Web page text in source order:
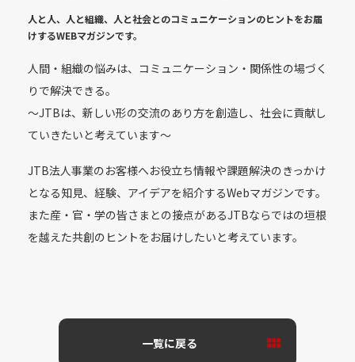
人と人、人と組織、人と社会とのコミュニケーションのヒントをお届
けするWEBマガジンです。
人間・組織の悩みは、コミュニケーション・関係性の場づく
りで解決できる。
〜JTBは、新しい形の交流のあり方を創造し、社会に貢献し
ていきたいと考えています〜
JTB法人事業のお客様へお役立ち情報や課題解決のきっかけ
となる知見、経験、アイデアを紹介するWebマガジンです。
また産・官・学の皆さまとの接点があるJTBならではの垣根
を越えた共創のヒントをお届けしたいと考えています。
一覧に戻る